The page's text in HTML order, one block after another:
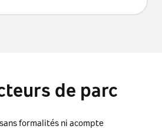
de parc
formalités ni acompte